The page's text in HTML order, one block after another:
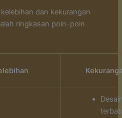
dan kekurangan
ringkasan poin-poin